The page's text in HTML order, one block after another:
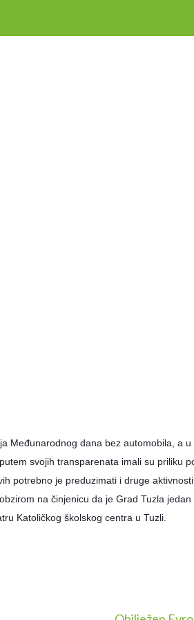
Međunarodnog dana bez automobila, a u
svojih transparenata imali su priliku
potrebno je preduzimati i druge
na činjenicu da je Grad Tuzla jedan
Katoličkog školskog centra u Tuzli.